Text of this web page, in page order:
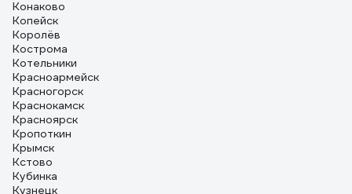
Конаково
Копейск
Королёв
Кострома
Котельники
Красноармейск
Красногорск
Краснокамск
Красноярск
Кропоткин
Крымск
Кстово
Кубинка
Кузнецк